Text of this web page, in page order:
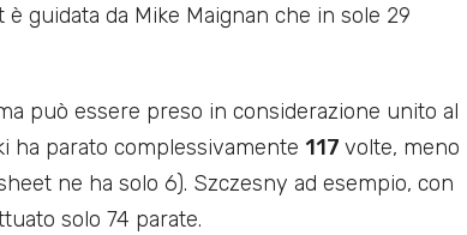
guidata da Mike Maignan che in sole 29
può essere preso in considerazione unito al
ha parato complessivamente 117 volte, meno
ne ha solo 6). Szczesny ad esempio, con
solo 74 parate.